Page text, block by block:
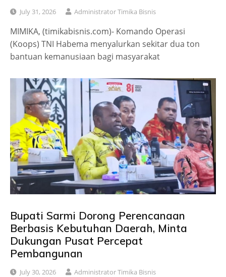
July 31, 2026 Administrator Timika Bisnis
MIMIKA, (timikabisnis.com)- Komando Operasi
(Koops) TNI Habema menyalurkan sekitar dua ton
bantuan kemanusiaan bagi masyarakat
Bupati Sarmi Dorong Perencanaan
Berbasis Kebutuhan Daerah, Minta
Dukungan Pusat Percepat
Pembangunan
July 30, 2026 Administrator Timika Bisnis